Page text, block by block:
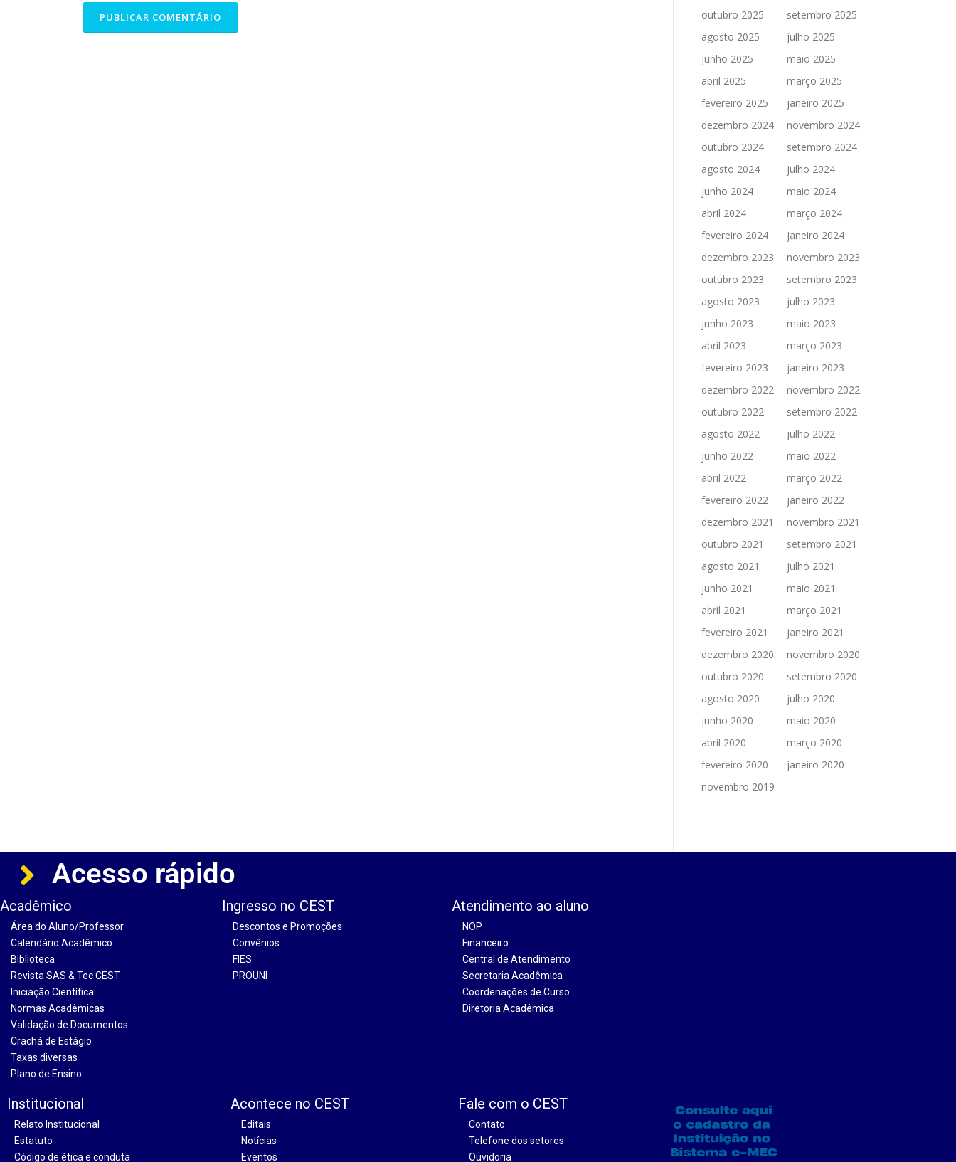
outubro 2025
setembro 2025
agosto 2025
julho 2025
junho 2025
maio 2025
abril 2025
março 2025
fevereiro 2025
janeiro 2025
dezembro 2024
novembro 2024
outubro 2024
setembro 2024
agosto 2024
julho 2024
junho 2024
maio 2024
abril 2024
março 2024
fevereiro 2024
janeiro 2024
dezembro 2023
novembro 2023
outubro 2023
setembro 2023
agosto 2023
julho 2023
junho 2023
maio 2023
abril 2023
março 2023
fevereiro 2023
janeiro 2023
dezembro 2022
novembro 2022
outubro 2022
setembro 2022
agosto 2022
julho 2022
junho 2022
maio 2022
abril 2022
março 2022
fevereiro 2022
janeiro 2022
dezembro 2021
novembro 2021
outubro 2021
setembro 2021
agosto 2021
julho 2021
junho 2021
maio 2021
abril 2021
março 2021
fevereiro 2021
janeiro 2021
dezembro 2020
novembro 2020
outubro 2020
setembro 2020
agosto 2020
julho 2020
junho 2020
maio 2020
abril 2020
março 2020
fevereiro 2020
janeiro 2020
novembro 2019
Acesso rápido
Acadêmico
Área do Aluno/Professor
Calendário Acadêmico
Biblioteca
Revista SAS & Tec CEST
Iniciação Científica
Normas Acadêmicas
Validação de Documentos
Crachá de Estágio
Taxas diversas
Plano de Ensino
Ingresso no CEST
Descontos e Promoções
Convênios
FIES
PROUNI
Atendimento ao aluno
NOP
Financeiro
Central de Atendimento
Secretaria Acadêmica
Coordenações de Curso
Diretoria Acadêmica
Institucional
Relato Institucional
Estatuto
Código de ética e conduta
Acontece no CEST
Editais
Notícias
Eventos
Fale com o CEST
Contato
Telefone dos setores
Ouvidoria